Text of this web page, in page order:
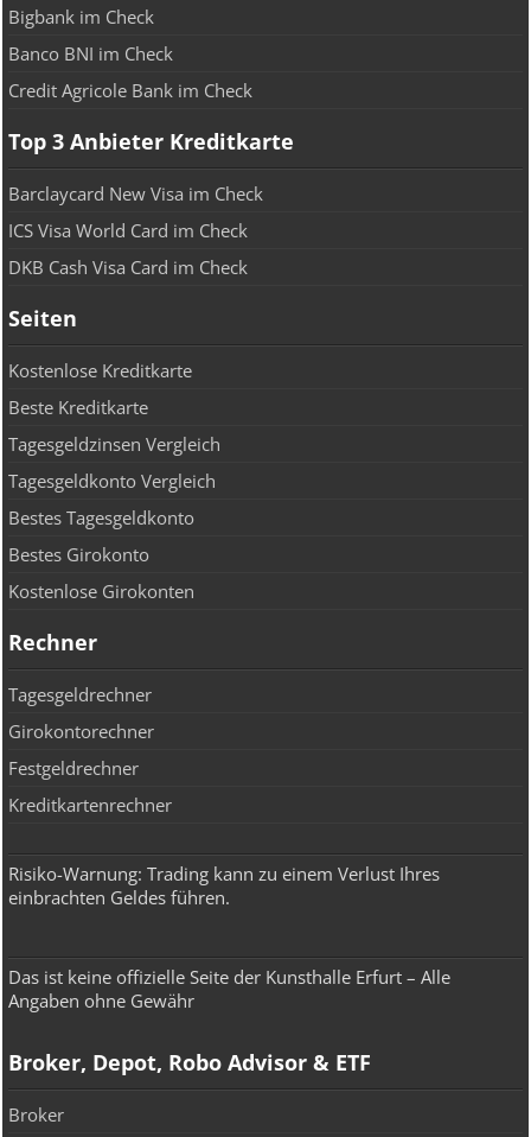
Bigbank im Check
Banco BNI im Check
Credit Agricole Bank im Check
Top 3 Anbieter Kreditkarte
Barclaycard New Visa im Check
ICS Visa World Card im Check
DKB Cash Visa Card im Check
Seiten
Kostenlose Kreditkarte
Beste Kreditkarte
Tagesgeldzinsen Vergleich
Tagesgeldkonto Vergleich
Bestes Tagesgeldkonto
Bestes Girokonto
Kostenlose Girokonten
Rechner
Tagesgeldrechner
Girokontorechner
Festgeldrechner
Kreditkartenrechner
Risiko-Warnung: Trading kann zu einem Verlust Ihres
einbrachten Geldes führen.
Das ist keine offizielle Seite der Kunsthalle Erfurt – Alle
Angaben ohne Gewähr
Broker, Depot, Robo Advisor & ETF
Broker